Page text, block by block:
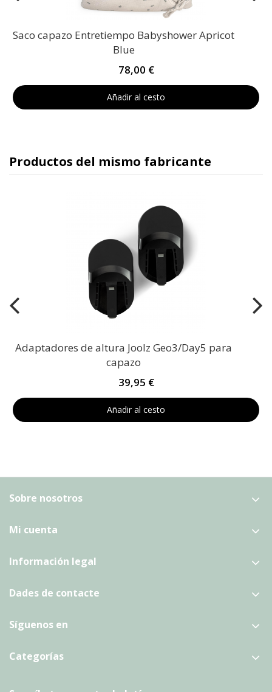
Saco capazo Entretiempo Babyshower Apricot
Blue
78,00 €
Añadir al cesto
Productos del mismo fabricante
Adaptadores de altura Joolz Geo3/Day5 para
capazo
39,95 €
Añadir al cesto
Sobre nosotros
Mi cuenta
Información legal
Dades de contacte
Síguenos en
Categorías